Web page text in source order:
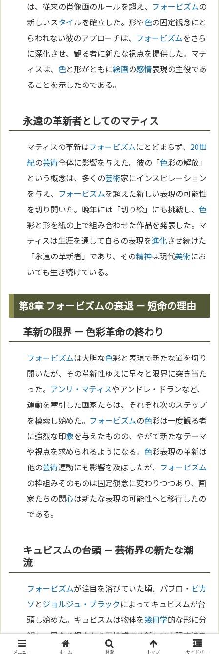
は、従来の肖像画のルールを超え、 フォービズムの
新しいスタイルを確立した。形や色の固定観念にと
らわれない彼のアプローチは、 フォービズムをさら
に深化させ、観る者に新たな視点を提供した。マテ
ィスは、色と形がともに絵画の感情表現の主役であ
ることを示したのである。
永遠の革新者としてのマティス
マティスの革新はフォービズムにとどまらず、 20世
紀の芸術全体に影響を与えた。彼の「色彩の解放」
という概念は、多くの芸術家にインスピレーション
を与え、 フォービズムを超えた新しい表現の可能性
を切り開いた。晩年には「切り絵」にも挑戦し、色
彩と形を紙の上で組み合わせた作品を発表した。マ
ティスは生涯を通して自らの表現を進化させ続けた
「永遠の革新者」であり、その精神は現代美術にお
いても生き続けている。
第8章 フォービズムの衰退 － 短命の理由
革新の限界 － 色彩革命の終わり
フォービズムは大胆な色彩と表現で新たな道を切り
開いたが、その革新性ゆえに早々と限界に突き当た
った。 アンリ・マティスやアンドレ・ドランなど、
運動を牽引した画家たちは、それぞれ次のステップ
を模索し始めた。 フォービズムの色彩は一度観る者
に強烈な印象を与えたものの、やがて新たなテーマ
や視点を求められるようになる。色彩表現の革新は
他の芸術運動にも影響を及ぼしたが、 フォービズム
の枠組みそのものは固定観念に変わりつつあり、画
家たちの関心は新たな表現の可能性へと移行したの
である。
キュビスムの台頭 － 芸術界の新たな潮
流
フォービズムが注目を浴びていた頃、パブロ・ ピカ
ソ とジョルジュ・ブラックによってキュビスムが台
頭し始めた。キュビスムは物体を幾何学的な形に分
解し、異なる視点から再構成する新しい表現方法を
提供した。フォービズムの大胆な 色彩と 表現に
メニュー ホーム 検索 トップ サイドバー